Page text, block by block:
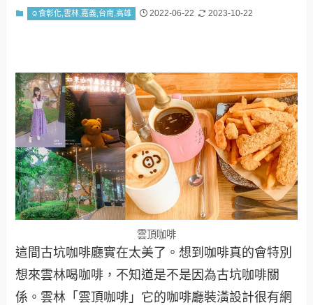
☺食彰化,雲林,嘉義,台南,高雄 2022-06-22 2023-10-22
雲頂咖啡
這間古坑咖啡廳實在太美了。想到咖啡真的會特別
想來雲林喝咖啡，不知道是不是因為古坑咖啡關
係。雲林「雲頂咖啡」它的咖啡廳裝潢設計很有網